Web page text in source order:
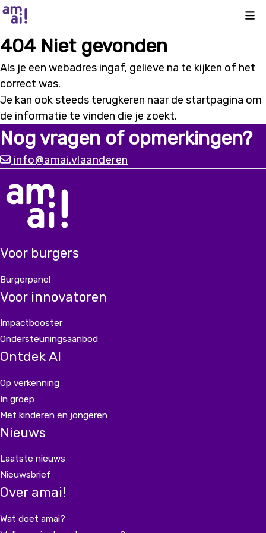
404 Niet gevonden
Als je een webadres ingaf, gelieve na te kijken of het
correct was.
Je kan ook steeds terugkeren naar de startpagina om
de informatie te vinden die je zoekt.
Nog vragen of opmerkingen?
info@amai.vlaanderen
Voor burgers
Burgerpanel
Voor innovatoren
Impactbooster
Ondersteuningsaanbod
Ontdek AI
Op verkenning
In groep
Met kinderen en jongeren
Nieuws
Laatste nieuws
Nieuwsbrief
Over amai!
Wat doet amai?